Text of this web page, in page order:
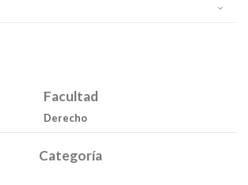
Facultad
Derecho
Categoría